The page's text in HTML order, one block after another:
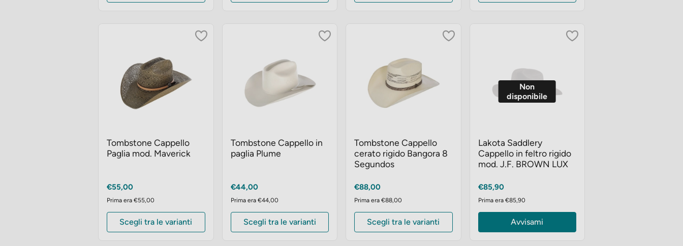
Tombstone Cappello
Paglia mod. Maverick
Prezzo
€55,00
Prima era €55,00
Scegli tra le varianti
Tombstone Cappello in
paglia Plume
Prezzo
€44,00
Prima era €44,00
Scegli tra le varianti
Tombstone Cappello
cerato rigido Bangora 8
Segundos
Prezzo
€88,00
Prima era €88,00
Scegli tra le varianti
Non
disponibile
Lakota Saddlery
Cappello in feltro rigido
mod. J.F. BROWN LUX
Prezzo
€85,90
Prima era €85,90
Avvisami